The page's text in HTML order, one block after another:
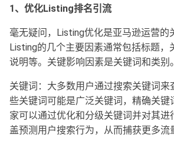
1、优化Listing排名引流
毫无疑问，Listing优化是亚马逊运营的
Listing的几个主要因素通常包括标题，
说明等。关键影响因素是关键词和类别。
关键词：大多数用户通过搜索关键词来
些关键词可能是广泛关键词，精确关键
家可以通过优化和分级关键词并对其进
盖预测用户搜索行为，从而捕获更多流